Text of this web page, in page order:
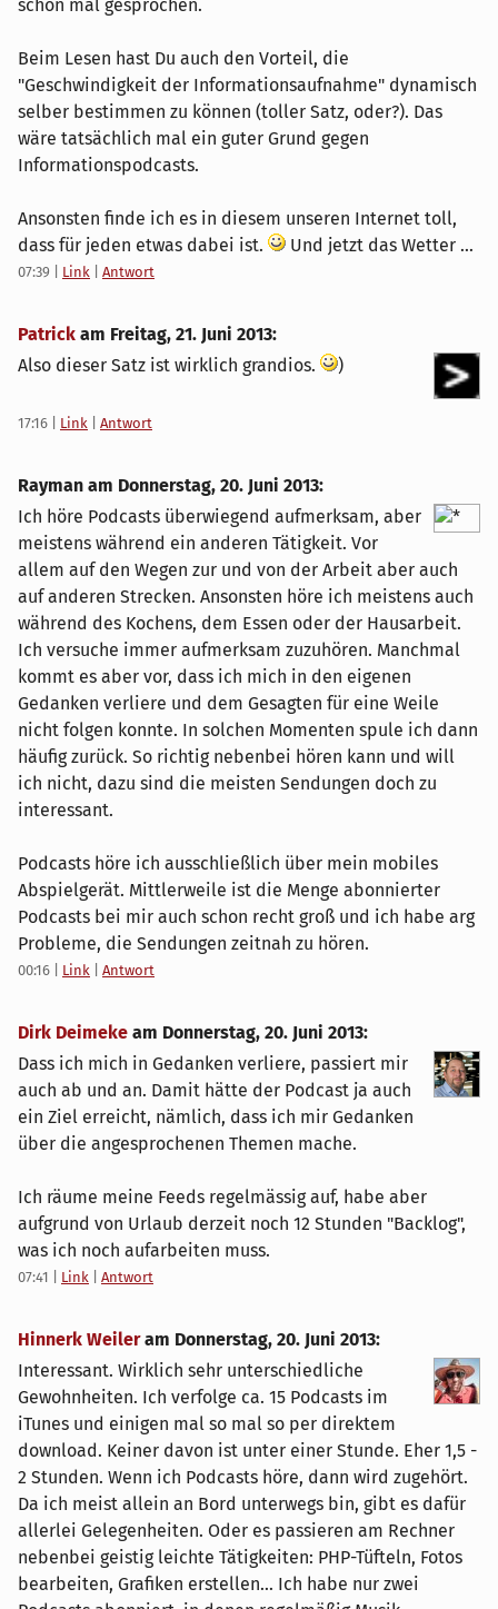
schon mal gesprochen.
Beim Lesen hast Du auch den Vorteil, die
"Geschwindigkeit der Informationsaufnahme" dynamisch
selber bestimmen zu können (toller Satz, oder?). Das
wäre tatsächlich mal ein guter Grund gegen
Informationspodcasts.
Ansonsten finde ich es in diesem unseren Internet toll,
dass für jeden etwas dabei ist.
Und jetzt das Wetter ...
07:39 Link Antwort
Patrick am Freitag, 21. Juni 2013:
Also dieser Satz ist wirklich grandios.
)
17:16 Link Antwort
Rayman am Donnerstag, 20. Juni 2013:
Ich höre Podcasts überwiegend aufmerksam, aber
meistens während ein anderen Tätigkeit. Vor
allem auf den Wegen zur und von der Arbeit aber auch
auf anderen Strecken. Ansonsten höre ich meistens auch
während des Kochens, dem Essen oder der Hausarbeit.
Ich versuche immer aufmerksam zuzuhören. Manchmal
kommt es aber vor, dass ich mich in den eigenen
Gedanken verliere und dem Gesagten für eine Weile
nicht folgen konnte. In solchen Momenten spule ich dann
häufig zurück. So richtig nebenbei hören kann und will
ich nicht, dazu sind die meisten Sendungen doch zu
interessant.
Podcasts höre ich ausschließlich über mein mobiles
Abspielgerät. Mittlerweile ist die Menge abonnierter
Podcasts bei mir auch schon recht groß und ich habe arg
Probleme, die Sendungen zeitnah zu hören.
00:16 Link Antwort
Dirk Deimeke am Donnerstag, 20. Juni 2013:
Dass ich mich in Gedanken verliere, passiert mir
auch ab und an. Damit hätte der Podcast ja auch
ein Ziel erreicht, nämlich, dass ich mir Gedanken
über die angesprochenen Themen mache.
Ich räume meine Feeds regelmässig auf, habe aber
aufgrund von Urlaub derzeit noch 12 Stunden "Backlog",
was ich noch aufarbeiten muss.
07:41 Link Antwort
Hinnerk Weileram Donnerstag, 20. Juni 2013:
Interessant. Wirklich sehr unterschiedliche
Gewohnheiten. Ich verfolge ca. 15 Podcasts im
iTunes und einigen mal so mal so per direktem
download. Keiner davon ist unter einer Stunde. Eher 1,5 -
2 Stunden. Wenn ich Podcasts höre, dann wird zugehört.
Da ich meist allein an Bord unterwegs bin, gibt es dafür
allerlei Gelegenheiten. Oder es passieren am Rechner
nebenbei geistig leichte Tätigkeiten: PHP-Tüfteln, Fotos
bearbeiten, Grafiken erstellen... Ich habe nur zwei